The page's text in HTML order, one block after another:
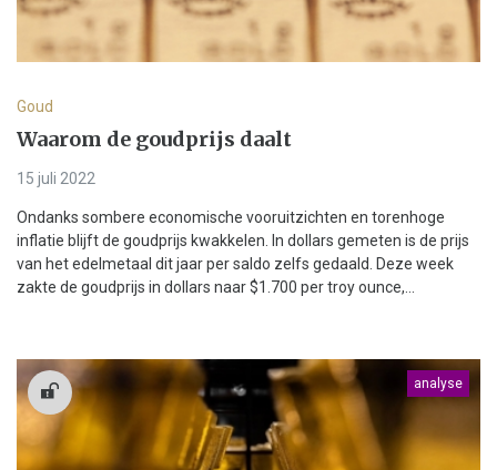
Goud
Waarom de goudprijs daalt
15 juli 2022
Ondanks sombere economische vooruitzichten en torenhoge
inflatie blijft de goudprijs kwakkelen. In dollars gemeten is de prijs
van het edelmetaal dit jaar per saldo zelfs gedaald. Deze week
zakte de goudprijs in dollars naar $1.700 per troy ounce,...
analyse